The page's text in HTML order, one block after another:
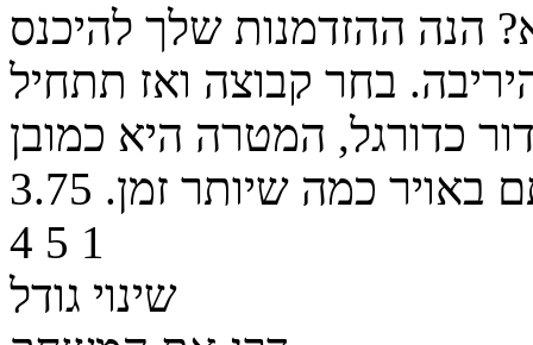
הנה ההזדמנות שלך להיכנס
בחר קבוצה ואז תתחיל
כדורגל, המטרה היא כמובן
באויר כמה שיותר זמן. 3.75
4 5 1
שינוי גודל